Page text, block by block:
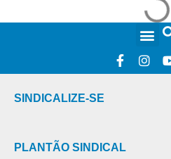
SINDICALIZE-SE
PLANTÃO SINDICAL